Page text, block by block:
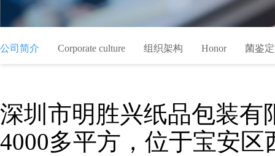
公司简介 Corporate culture 组织架构 Honor 菌鉴
深圳市明胜兴纸品包装有
4000多平方，位于宝安